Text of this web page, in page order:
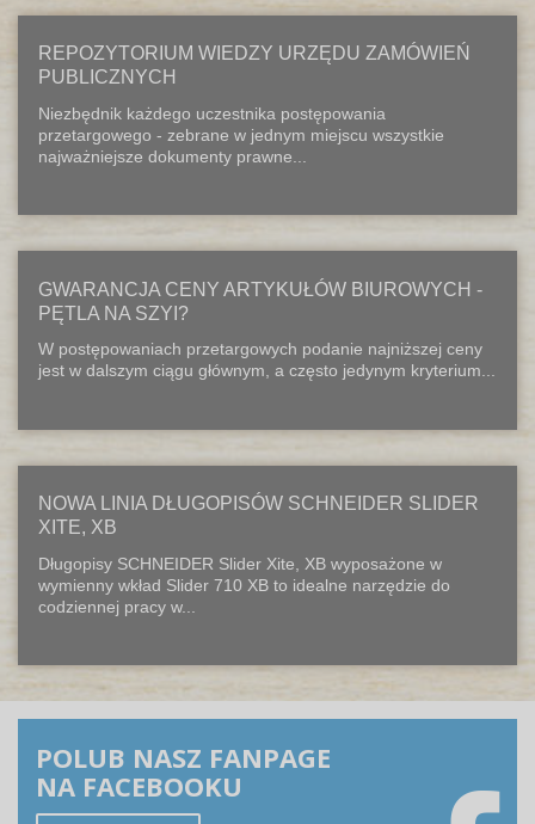
REPOZYTORIUM WIEDZY URZĘDU ZAMÓWIEŃ
PUBLICZNYCH
Niezbędnik każdego uczestnika postępowania
przetargowego - zebrane w jednym miejscu wszystkie
najważniejsze dokumenty prawne...
GWARANCJA CENY ARTYKUŁÓW BIUROWYCH -
PĘTLA NA SZYI?
W postępowaniach przetargowych podanie najniższej ceny
jest w dalszym ciągu głównym, a często jedynym kryterium...
NOWA LINIA DŁUGOPISÓW SCHNEIDER SLIDER
XITE, XB
Długopisy SCHNEIDER Slider Xite, XB wyposażone w
wymienny wkład Slider 710 XB to idealne narzędzie do
codziennej pracy w...
POLUB NASZ FANPAGE
NA FACEBOOKU